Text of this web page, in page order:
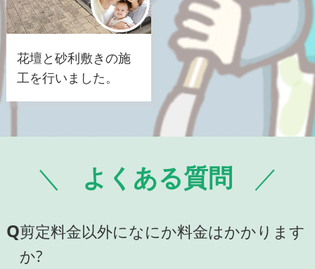
花壇と砂利敷きの施
工を行いました。
よくある質問
Q剪定料金以外になにか料金はかかります
か?